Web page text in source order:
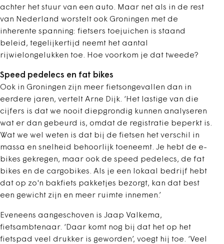
achter het stuur van een auto. Maar net als in de rest
van Nederland worstelt ook Groningen met de
inherente spanning: fietsers toejuichen is staand
beleid, tegelijkertijd neemt het aantal
rijwielongelukken toe. Hoe voorkom je dat tweede?
Speed pedelecs en fat bikes
Ook in Groningen zijn meer fietsongevallen dan in
eerdere jaren, vertelt Arne Dijk. ‘Het lastige van die
cijfers is dat we nooit diepgrondig kunnen analyseren
wat er dan gebeurd is, omdat de registratie beperkt is.
Wat we wel weten is dat bij de fietsen het verschil in
massa en snelheid behoorlijk toeneemt. Je hebt de e-
bikes gekregen, maar ook de speed pedelecs, de fat
bikes en de cargobikes. Als je een lokaal bedrijf hebt
dat op zo'n bakfiets pakketjes bezorgt, kan dat best
een gewicht zijn en meer ruimte innemen.’
Eveneens aangeschoven is Jaap Valkema,
fietsambtenaar. ‘Daar komt nog bij dat het op het
fietspad veel drukker is geworden’, voegt hij toe. ‘Veel